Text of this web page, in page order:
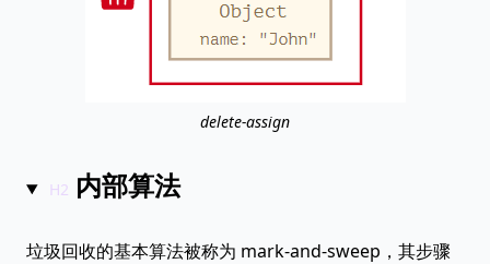
delete-assign
内部算法
垃圾回收的基本算法被称为 mark-and-sweep，其步骤